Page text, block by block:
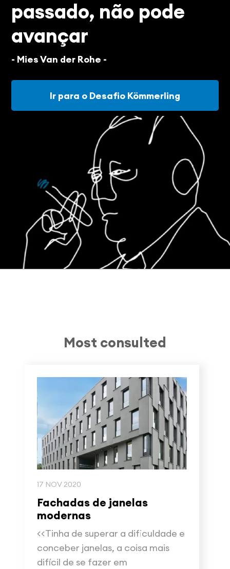
passado, não pode
avançar
- Mies Van der Rohe -
Ir para o Desafio Kömmerling
Most consulted
17 NOV 2020
Fachadas de janelas
modernas
<<Tinha de superar a dificuldade e
conceber janelas, a coisa mais
difícil de se fazer em